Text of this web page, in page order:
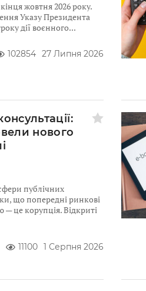
жовтня 2026 року.
Указу Президента
дії воєнного
102854 27 Липня 2026
нового
публічних
що попередні ринкові
— це корупція. Відкриті
11100 1 Серпня 2026